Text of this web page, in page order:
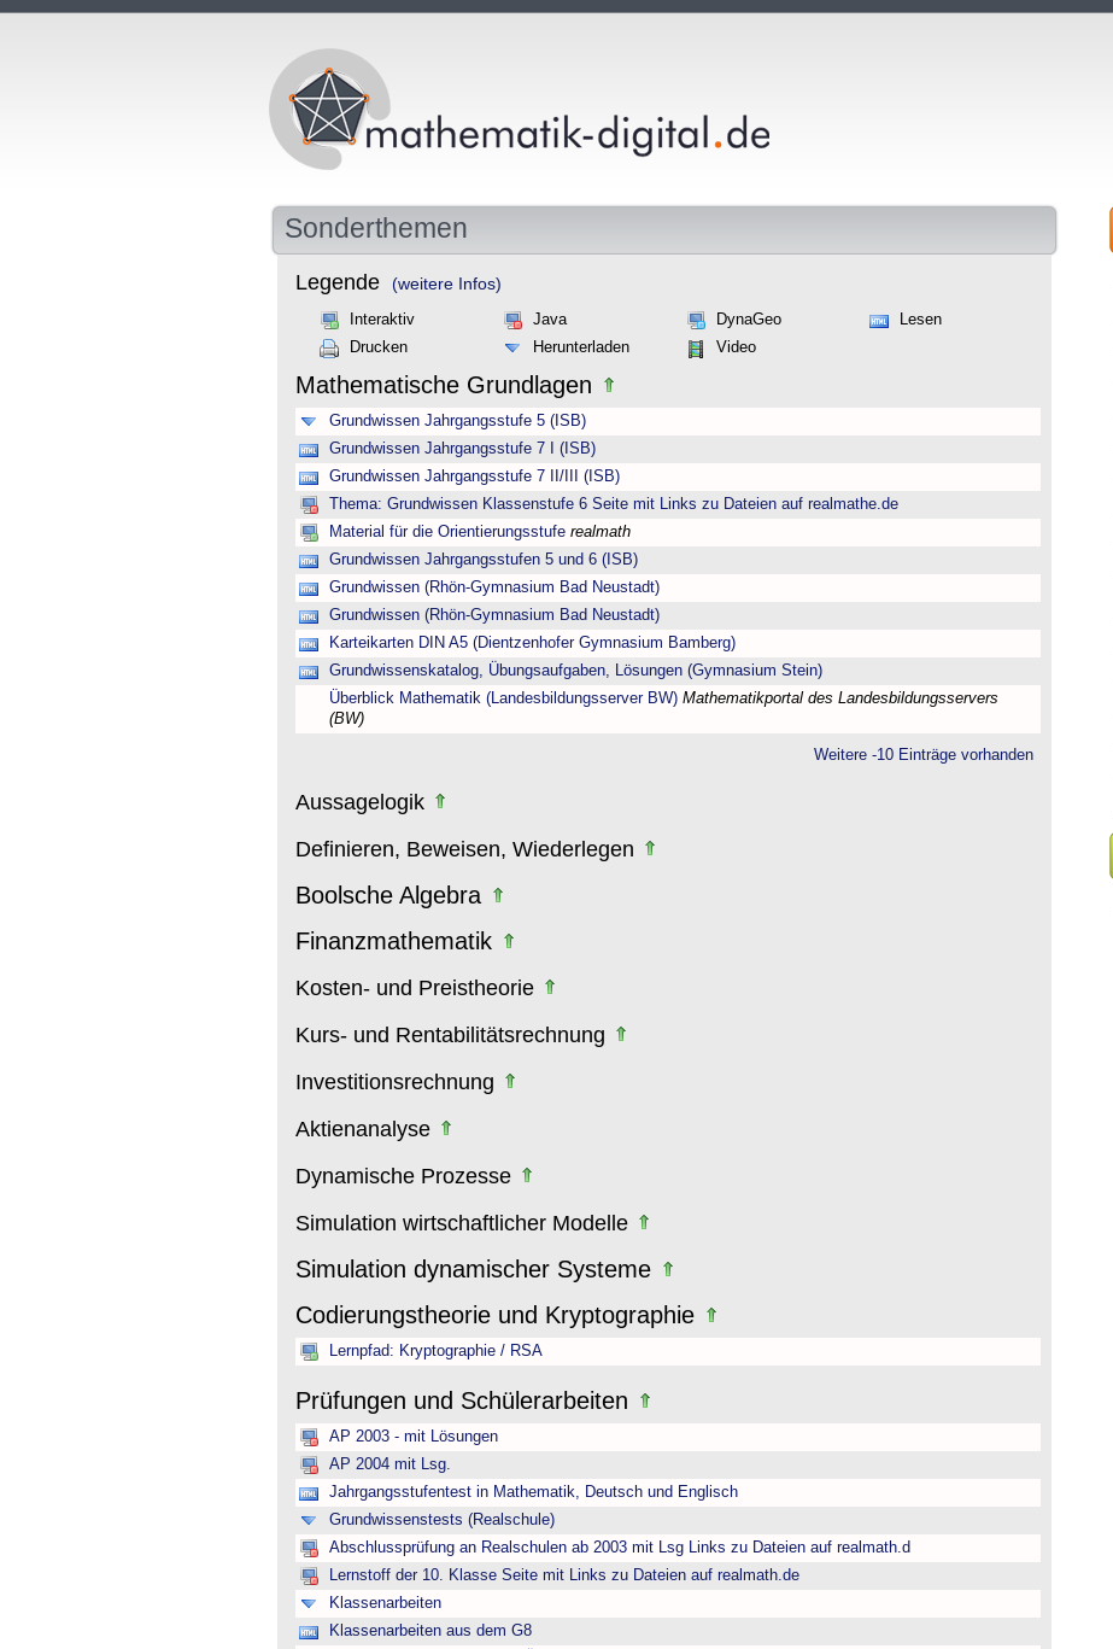
Sonderthemen
Legende (weitere Infos)
Interaktiv Java DynaGeo
Lesen
Drucken
Herunterladen Video
Mathematische Grundlagen
Grundwissen Jahrgangsstufe 5 (ISB)
Grundwissen Jahrgangsstufe 7 I (ISB)
Grundwissen Jahrgangsstufe 7 II/III (ISB)
Thema: Grundwissen Klassenstufe 6 Seite mit Links zu Dateien auf realmathe.de
Material für die Orientierungsstufe realmath
Grundwissen Jahrgangsstufen 5 und 6 (ISB)
Grundwissen (Rhön-Gymnasium Bad Neustadt)
Grundwissen (Rhön-Gymnasium Bad Neustadt)
Karteikarten DIN A5 (Dientzenhofer Gymnasium Bamberg)
Grundwissenskatalog, Übungsaufgaben, Lösungen (Gymnasium Stein)
Überblick Mathematik (Landesbildungsserver BW) Mathematikportal des Landesbildungsservers
(BW)
Weitere -10 Einträge vorhanden
Aussagelogik
Definieren, Beweisen, Wiederlegen
Boolsche Algebra
Finanzmathematik
Kosten- und Preistheorie
Kurs- und Rentabilitätsrechnung
Investitionsrechnung
Aktienanalyse
Dynamische Prozesse
Simulation wirtschaftlicher Modelle
Simulation dynamischer Systeme
Codierungstheorie und Kryptographie
Lernpfad: Kryptographie / RSA
Prüfungen und Schülerarbeiten
AP 2003 - mit Lösungen
AP 2004 mit Lsg.
Jahrgangsstufentest in Mathematik, Deutsch und Englisch
Grundwissenstests (Realschule)
Abschlussprüfung an Realschulen ab 2003 mit Lsg Links zu Dateien auf realmath.d
Lernstoff der 10. Klasse Seite mit Links zu Dateien auf realmath.de
Klassenarbeiten
Klassenarbeiten aus dem G8